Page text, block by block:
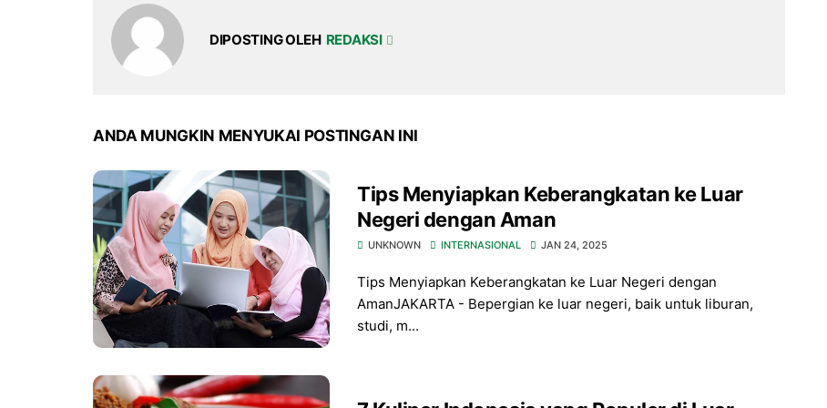
DIPOSTING OLEH REDAKSI
ANDA MUNGKIN MENYUKAI POSTINGAN INI
Tips Menyiapkan Keberangkatan ke Luar
Negeri dengan Aman
UNKNOWN INTERNASIONAL JAN 24, 2025
Tips Menyiapkan Keberangkatan ke Luar Negeri dengan
AmanJAKARTA - Bepergian ke luar negeri, baik untuk liburan,
studi, m...